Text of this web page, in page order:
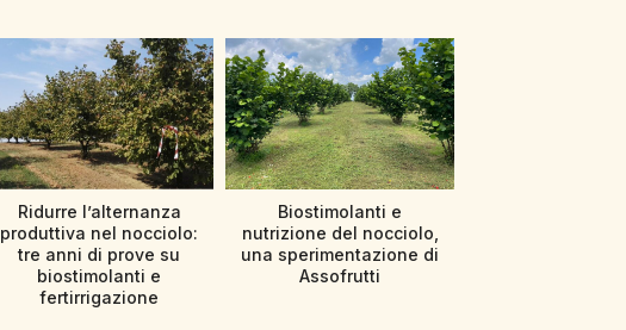
Ridurre l’alternanza
produttiva nel nocciolo:
tre anni di prove su
biostimolanti e
fertirrigazione
Biostimolanti e
nutrizione del nocciolo,
una sperimentazione di
Assofrutti